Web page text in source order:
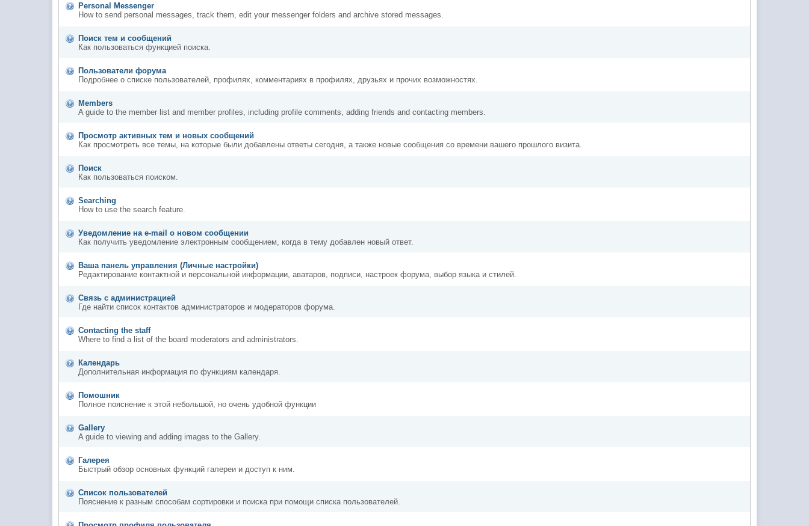
Personal Messenger
How to send personal messages, track them, edit your messenger folders and archive stored messages.
Поиск тем и сообщений
Как пользоваться функцией поиска.
Пользователи форума
Подробнее о списке пользователей, профилях, комментариях в профилях, друзьях и прочих возможностях.
Members
A guide to the member list and member profiles, including profile comments, adding friends and contacting members.
Просмотр активных тем и новых сообщений
Как просмотреть все темы, на которые были добавлены ответы сегодня, а также новые сообщения со времени вашего прошлого визита.
Поиск
Как пользоваться поиском.
Searching
How to use the search feature.
Уведомление на е-mail о новом сообщении
Как получить уведомление электронным сообщением, когда в тему добавлен новый ответ.
Ваша панель управления (Личные настройки)
Редактирование контактной и персональной информации, аватаров, подписи, настроек форума, выбор языка и стилей.
Связь с администрацией
Где найти список контактов администраторов и модераторов форума.
Contacting the staff
Where to find a list of the board moderators and administrators.
Календарь
Дополнительная информация по функциям календаря.
Помошник
Полное пояснение к этой небольшой, но очень удобной функции
Gallery
A guide to viewing and adding images to the Gallery.
Галерея
Быстрый обзор основных функций галереи и доступ к ним.
Список пользователей
Пояснение к разным способам сортировки и поиска при помощи списка пользователей.